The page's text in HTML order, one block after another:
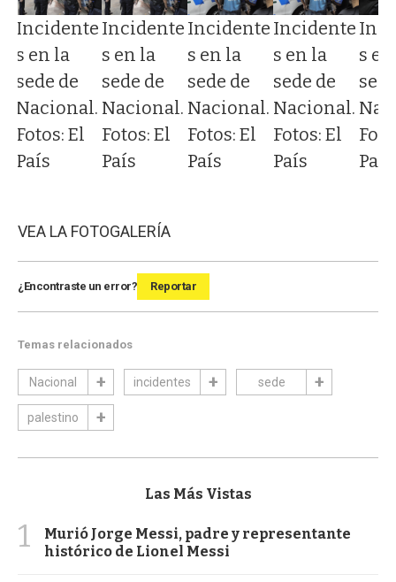
Incidente
s en la
sede de
Nacional.
Fotos: El
País
Incidente
s en la
sede de
Nacional.
Fotos: El
País
Incidente
s en la
sede de
Nacional.
Fotos: El
País
Incidente
s en la
sede de
Nacional.
Fotos: El
País
s
País
VEA LA FOTOGALERÍA
¿Encontraste un error? Reportar
Temas relacionados
Nacional incidentes sede
palestino
Las Más Vistas
1
Murió Jorge Messi, padre y representante
histórico de Lionel Messi